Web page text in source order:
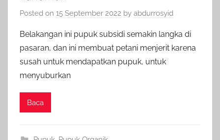
Posted on 15 September 2022 by abdurrosyid
Belakangan ini pupuk subsidi semakin langka di
pasaran, dan ini membuat petani menjerit karena
susah untuk mendapatkan pupuk, untuk
menyuburkan
Baca